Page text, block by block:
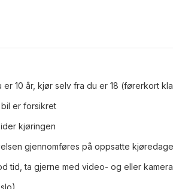
er 10 år, kjør selv fra du er 18 (førerkort
er forsikret
kjøringen
gjennomføres på oppsatte
tid, ta gjerne med video- og eller